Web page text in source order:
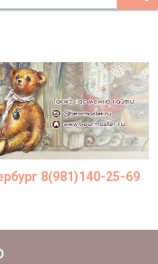
8(981)140-25-69